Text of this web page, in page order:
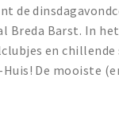
de
Barst. In
en
De mooiste